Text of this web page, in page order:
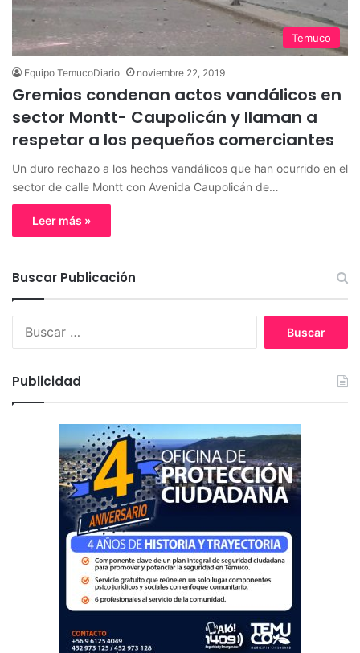
Temuco
Equipo TemucoDiario noviembre 22, 2019
Gremios condenan actos vandálicos en
sector Montt- Caupolicán y llaman a
respetar a los pequeños comerciantes
Un duro rechazo a los hechos vandálicos que han ocurrido en el
sector de calle Montt con Avenida Caupolicán de…
Leer más »
Buscar Publicación
:
Publicidad